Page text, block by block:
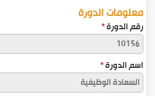
معلومات الدورة
رقم الدورة
اسم الدورة